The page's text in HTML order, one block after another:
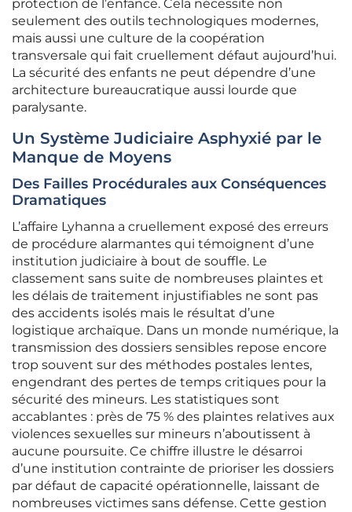
protection de l’enfance. Cela nécessite non
seulement des outils technologiques modernes,
mais aussi une culture de la coopération
transversale qui fait cruellement défaut aujourd’hui.
La sécurité des enfants ne peut dépendre d’une
architecture bureaucratique aussi lourde que
paralysante.
Un Système Judiciaire Asphyxié par le
Manque de Moyens
Des Failles Procédurales aux Conséquences
Dramatiques
L’affaire Lyhanna a cruellement exposé des erreurs
de procédure alarmantes qui témoignent d’une
institution judiciaire à bout de souffle. Le
classement sans suite de nombreuses plaintes et
les délais de traitement injustifiables ne sont pas
des accidents isolés mais le résultat d’une
logistique archaïque. Dans un monde numérique, la
transmission des dossiers sensibles repose encore
trop souvent sur des méthodes postales lentes,
engendrant des pertes de temps critiques pour la
sécurité des mineurs. Les statistiques sont
accablantes : près de 75 % des plaintes relatives aux
violences sexuelles sur mineurs n’aboutissent à
aucune poursuite. Ce chiffre illustre le désarroi
d’une institution contrainte de prioriser les dossiers
par défaut de capacité opérationnelle, laissant de
nombreuses victimes sans défense. Cette gestion